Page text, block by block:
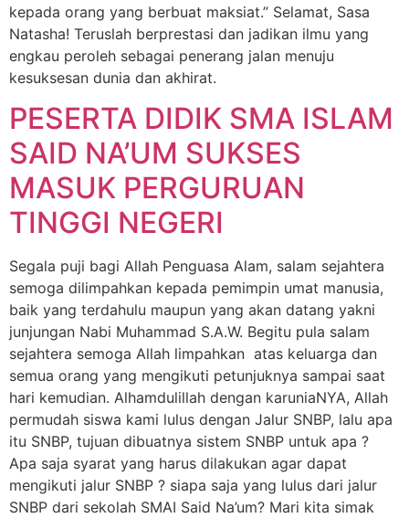
kepada orang yang berbuat maksiat.” Selamat, Sasa
Natasha! Teruslah berprestasi dan jadikan ilmu yang
engkau peroleh sebagai penerang jalan menuju
kesuksesan dunia dan akhirat.
PESERTA DIDIK SMA ISLAM
SAID NA’UM SUKSES
MASUK PERGURUAN
TINGGI NEGERI
Segala puji bagi Allah Penguasa Alam, salam sejahtera
semoga dilimpahkan kepada pemimpin umat manusia,
baik yang terdahulu maupun yang akan datang yakni
junjungan Nabi Muhammad S.A.W. Begitu pula salam
sejahtera semoga Allah limpahkan atas keluarga dan
semua orang yang mengikuti petunjuknya sampai saat
hari kemudian. Alhamdulillah dengan karuniaNYA, Allah
permudah siswa kami lulus dengan Jalur SNBP, lalu apa
itu SNBP, tujuan dibuatnya sistem SNBP untuk apa ?
Apa saja syarat yang harus dilakukan agar dapat
mengikuti jalur SNBP ? siapa saja yang lulus dari jalur
SNBP dari sekolah SMAI Said Na’um? Mari kita simak